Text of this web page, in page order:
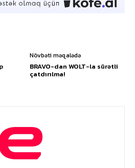
Növbəti məqalədə
BRAVO-dan WOLT-la sürətli
çatdırılma!